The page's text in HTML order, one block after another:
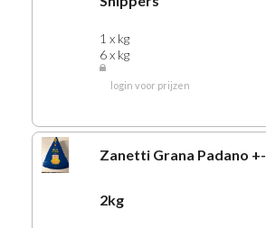
1 x kg
6 x kg
login voor prijzen
Zanetti Grana Padano +-
2kg